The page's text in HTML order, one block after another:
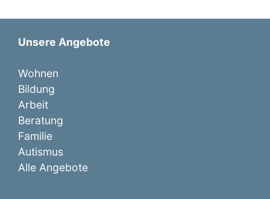
Unsere Angebote
Wohnen
Bildung
Arbeit
Beratung
Familie
Autismus
Alle Angebote